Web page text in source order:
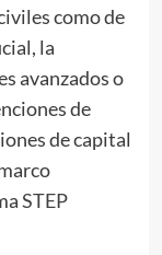
como de
la
avanzados o
de
de capital
STEP